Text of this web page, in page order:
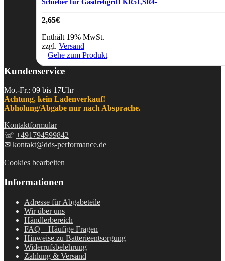
Schieber für Gasdrehgriff KR51,SR4-
2,65€
Enthält 19% MwSt.
zzgl. Versand
Gehe zum Produkt
Kundenservice
Mo.-Fr.: 09 bis 17Uhr
Achtung, kein Ladenverkauf!
Abholung/Abgabe nur nach Absprache.
Kontaktformular
☏ +491794599842
✉ kontakt@dds-performance.de
Cookies bearbeiten
Informationen
Adresse für Abgabeteile
Wir über uns
Händlerbereich
FAQ – Häufige Fragen
Hinweise zu Batterieentsorgung
Widerrufsbelehrung
Zahlung & Versand